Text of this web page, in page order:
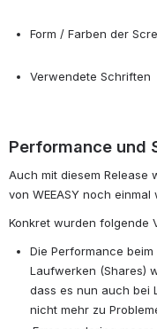
Form / Farben der
Verwendete Schriften
Performance und
Auch mit diesem Release
von WEEASY noch einmal
Konkret wurden folgende
Die Performance
Laufwerken (Shares)
dass es nun auch bei
nicht mehr zu